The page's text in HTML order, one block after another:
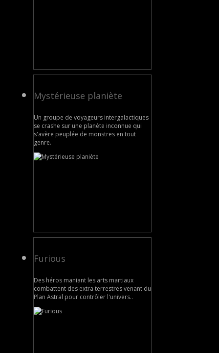
Mystérieuse planiète
Un groupe de voyageurs intergalactiques
se crashe sur une planète inconnue qui
s'avère peuplée de monstres en tout
genre.
Furious
Des héros maniant les arts martiaux
combattent des extra terrestres venant du
Plan Astral pour contrôler l'univers..